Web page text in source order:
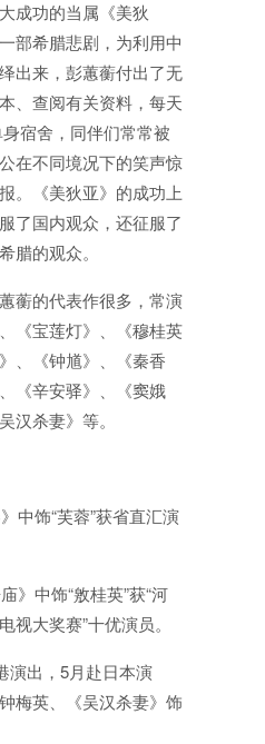
成功的当属《美狄
部希腊悲剧，为利用中
出来，彭蕙蘅付出了无
、查阅有关资料，每天
宿舍，同伴们常常被
在不同境况下的笑声惊
《美狄亚》的成功上
了国内观众，还征服了
腊的观众。
蘅的代表作很多，常演
《宝莲灯》、《穆桂英
、《钟馗》、《秦香
《辛安驿》、《窦娥
汉杀妻》等。
中饰“芙蓉”获省直汇演
》中饰“敫桂英”获“河
视大奖赛”十优演员。
演出，5月赴日本演
梅英、《吴汉杀妻》饰